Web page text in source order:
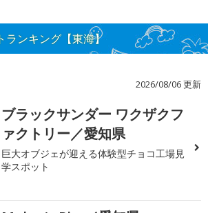
ランキング【東海】
2026/08/06 更新
ブラックサンダー ワクザクフ
ァクトリー／愛知県
巨大オブジェが迎える体験型チョコ工場見
学スポット